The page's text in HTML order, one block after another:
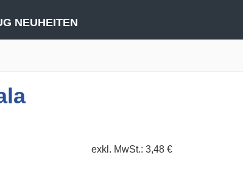
NEUHEITEN
exkl. MwSt.: 3,48 €